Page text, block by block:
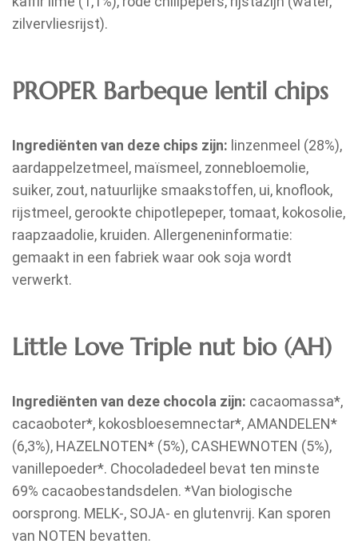
zilvervliesrijst).
PROPER Barbeque lentil chips
Ingrediënten van deze chips zijn: linzenmeel (28%),
aardappelzetmeel, maïsmeel, zonnebloemolie,
suiker, zout, natuurlijke smaakstoffen, ui, knoflook,
rijstmeel, gerookte chipotlepeper, tomaat, kokosolie,
raapzaadolie, kruiden. Allergeneninformatie:
gemaakt in een fabriek waar ook soja wordt
verwerkt.
Little Love Triple nut bio (AH)
Ingrediënten van deze chocola zijn: cacaomassa*,
cacaoboter*, kokosbloesemnectar*, AMANDELEN*
(6,3%), HAZELNOTEN* (5%), CASHEWNOTEN (5%),
vanillepoeder*. Chocoladedeel bevat ten minste
69% cacaobestandsdelen. *Van biologische
oorsprong. MELK-, SOJA- en glutenvrij. Kan sporen
van NOTEN bevatten.